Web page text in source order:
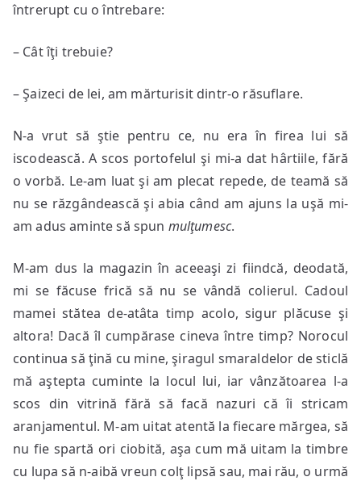
întrerupt cu o întrebare:
– Cât îţi trebuie?
– Şaizeci de lei, am mărturisit dintr-o răsuflare.
N-a vrut să ştie pentru ce, nu era în firea lui să
iscodească. A scos portofelul şi mi-a dat hârtiile, fără
o vorbă. Le-am luat şi am plecat repede, de teamă să
nu se răzgândească şi abia când am ajuns la uşă mi-
am adus aminte să spun mulţumesc.
M-am dus la magazin în aceeaşi zi fiindcă, deodată,
mi se făcuse frică să nu se vândă colierul. Cadoul
mamei stătea de-atâta timp acolo, sigur plăcuse şi
altora! Dacă îl cumpărase cineva între timp? Norocul
continua să ţină cu mine, şiragul smaraldelor de sticlă
mă aştepta cuminte la locul lui, iar vânzătoarea l-a
scos din vitrină fără să facă nazuri că îi stricam
aranjamentul. M-am uitat atentă la fiecare mărgea, să
nu fie spartă ori ciobită, aşa cum mă uitam la timbre
cu lupa să n-aibă vreun colţ lipsă sau, mai rău, o urmă